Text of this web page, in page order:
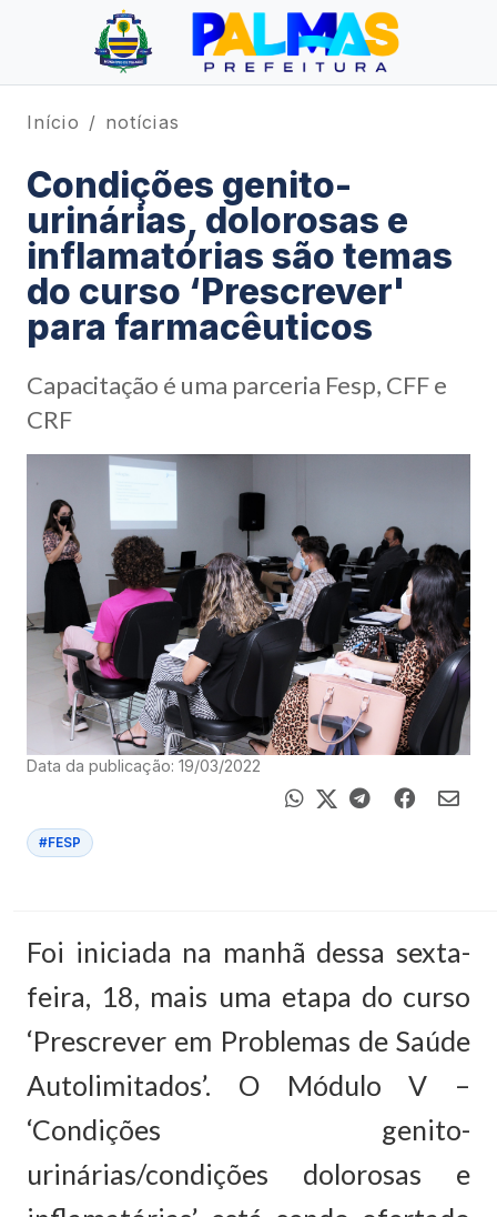
Início notícias
Condições genito-
urinárias, dolorosas e
inflamatórias são temas
do curso ‘Prescrever'
para farmacêuticos
Capacitação é uma parceria Fesp, CFF e
CRF
Data da publicação: 19/03/2022
#FESP
Foi iniciada na manhã dessa sexta-
feira, 18, mais uma etapa do curso
‘Prescrever em Problemas de Saúde
Autolimitados’. O Módulo V –
‘Condições genito-
urinárias/condições dolorosas e